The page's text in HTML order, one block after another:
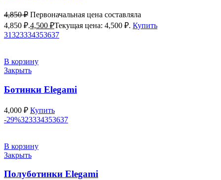
4,850₽ Первоначальная цена составляла
4,850 ₽.4,500 ₽Текущая цена: 4,500 ₽. Купить
31323334353637
В корзину
Закрыть
Ботинки Elegami
4,000 ₽ Купить
-29%323334353637
В корзину
Закрыть
Полуботинки Elegami